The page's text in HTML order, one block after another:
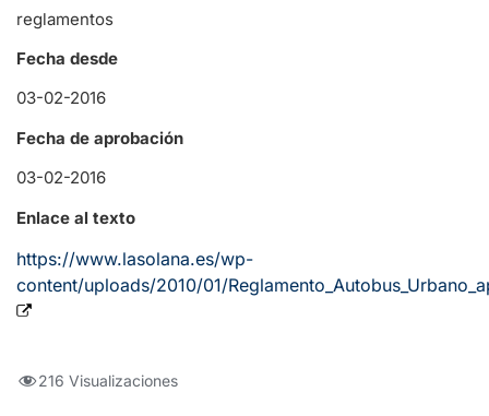
reglamentos
Fecha desde
03-02-2016
Fecha de aprobación
03-02-2016
Enlace al texto
https://www.lasolana.es/wp-
content/uploads/2010/01/
216 Visualizaciones